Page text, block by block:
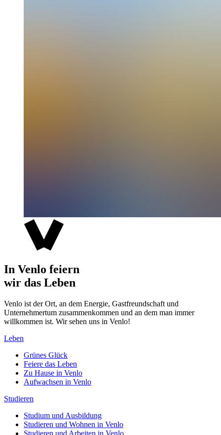
In Venlo feiern
wir das Leben
Venlo ist der Ort, an dem Energie, Gastfreundschaft und
Unternehmertum zusammenkommen und an dem man immer
willkommen ist. Wir sehen uns in Venlo!
Leben
Grünes Glück
Feiere das Leben
Zu Hause in Venlo
Aufwachsen in Venlo
Studieren
Studium und Ausbildung
Studieren und Wohnen in Venlo
Studieren und Arbeiten in Venlo